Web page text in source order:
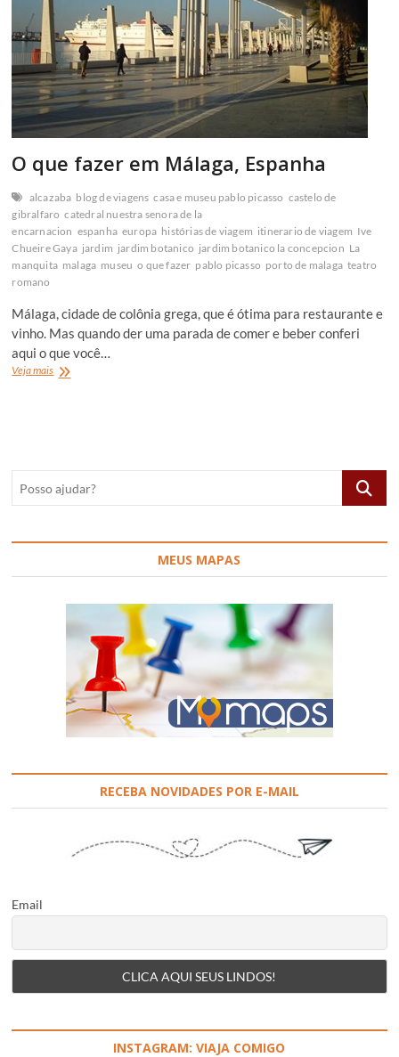
O que fazer em Málaga, Espanha
alcazaba blog de viagens casa e museu pablo picasso castelo de
gibralfaro catedral nuestra senora de la
encarnacion espanha europa histórias de viagem itinerario de viagem Ive
Chueire Gaya jardim jardim botanico jardim botanico la concepcion La
manquita malaga museu o que fazer pablo picasso porto de malaga teatro
romano
Málaga, cidade de colônia grega, que é ótima para restaurante e
vinho. Mas quando der uma parada de comer e beber conferi
aqui o que você…
Veja maisO
Posso
ajudar?
MEUS MAPAS
RECEBA NOVIDADES POR E-MAIL
Email
INSTAGRAM: VIAJA COMIGO